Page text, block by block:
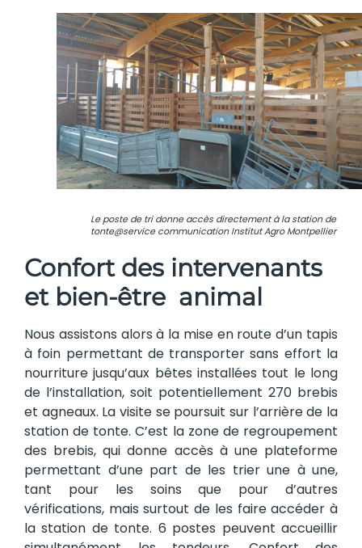
Le poste de tri donne accès directement à la station de
tonte@service communication Institut Agro Montpellier
Confort des intervenants
et bien-être animal
Nous assistons alors à la mise en route d’un tapis
à foin permettant de transporter sans effort la
nourriture jusqu’aux bêtes installées tout le long
de l’installation, soit potentiellement 270 brebis
et agneaux. La visite se poursuit sur l’arrière de la
station de tonte. C’est la zone de regroupement
des brebis, qui donne accès à une plateforme
permettant d’une part de les trier une à une,
tant pour les soins que pour d’autres
vérifications, mais surtout de les faire accéder à
la station de tonte. 6 postes peuvent accueillir